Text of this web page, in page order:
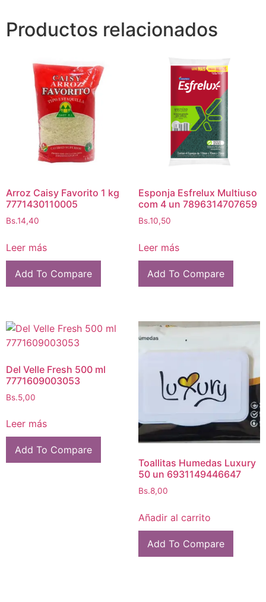
Productos relacionados
Arroz Caisy Favorito 1 kg
7771430110005
Bs.14,40
Leer más
Add To Compare
Esponja Esfrelux Multiuso
com 4 un 7896314707659
Bs.10,50
Leer más
Add To Compare
Del Velle Fresh 500 ml
7771609003053
Bs.5,00
Leer más
Add To Compare
Toallitas Humedas Luxury
50 un 6931149446647
Bs.8,00
Añadir al carrito
Add To Compare